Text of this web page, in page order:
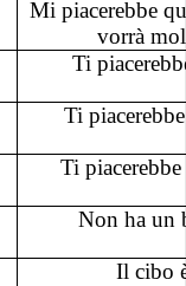
Mi piacerebbe
vorrà
Ti
Ti
Ti
Non ha un
Il cibo